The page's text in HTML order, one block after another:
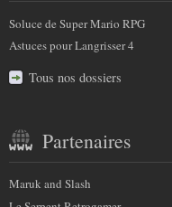
Soluce de Super Mario RPG
Astuces pour Langrisser 4
Tous nos dossiers
Partenaires
Maruk and Slash